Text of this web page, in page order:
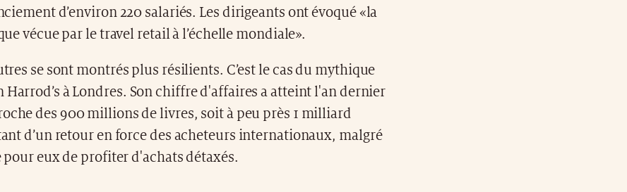
d’environ 220 salariés. Les dirigeants ont évoqué «la
vécue par le travel retail à l’échelle mondiale».
se sont montrés plus résilients. C’est le cas du mythique
Harrod’s à Londres. Son chiffre d'affaires a atteint l'an dernier
des 900 millions de livres, soit à peu près 1 milliard
d’un retour en force des acheteurs internationaux, malgré
eux de profiter d'achats détaxés.